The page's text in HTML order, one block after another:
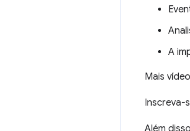
A
Mais
Inscreva-
Além